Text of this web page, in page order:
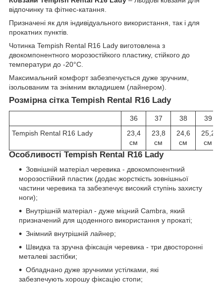
відпочинку та фітнес-катання.
Призначені як для індивідуального використання, так і для
прокатних пунктів.
Чотинка Tempish Rental R16 Lady виготовлена з
двокомпонентного морозостійкого пластику, стійкого до
температури до -20°C.
Максимальний комфорт забезпечується дуже зручним,
ізольованим та знімним вкладишем (лайнером).
Розмірна сітка Tempish Rental R16 Lady
36 37 38
39
Tempish Rental R16 Lady
23,4
см
23,8
см
24,6
см
25,2
см
Особливості Tempish Rental R16 Lady
Зовнішній матеріал черевика - двокомпонентний
морозостійкий пластик (додає жорсткість зовнішньої
частини черевика та забезпечує високий ступінь захисту
ноги);
Внутрішній матеріал - дуже міцний Cambra, який
призначений для щоденного використання у прокаті;
Знімний внутрішній лайнер;
Швидка та зручна фіксація черевика - три двосторонні
металеві застібки;
Обладнано дуже зручними устілками, які
забезпечують хорошу фіксацію стопи;